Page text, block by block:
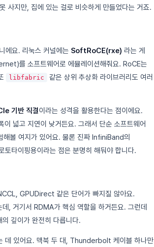
사지만, 집에 있는 걸로 비슷하게 만들었다는 거죠.
에요. 리눅스 커널에는 SoftRoCE(rxe) 라는 게
를 소프트웨어로 에뮬레이션해줘요. RoCE는
libfabric
같은 상위 추상화 라이브러리도 여러
기반 직결이라는 성격을 활용한다는 점이에요.
넓고 지연이 낮거든요. 그래서 단순 소프트웨어
볼 여지가 있어요. 물론 진짜 InfiniBand의
토타이핑용이라는 점은 분명히 해둬야 합니다.
GPUDirect 같은 단어가 빠지질 않아요.
, 거기서 RDMA가 핵심 역할을 하거든요. 그런데
깊이가 완전히 다릅니다.
데 있어요. 맥북 두 대, Thunderbolt 케이블 하나만